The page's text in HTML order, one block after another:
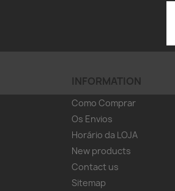
INFORMATION
Como Comprar
Os Envios
Horário da LOJA
New products
Contact us
Sitemap